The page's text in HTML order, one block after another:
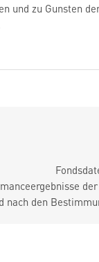
und zu Gunsten
den